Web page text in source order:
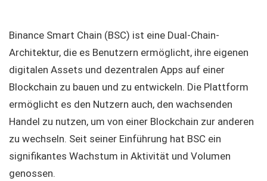
Binance Smart Chain (BSC) ist eine Dual-Chain-
Architektur, die es Benutzern ermöglicht, ihre eigenen
digitalen Assets und dezentralen Apps auf einer
Blockchain zu bauen und zu entwickeln. Die Plattform
ermöglicht es den Nutzern auch, den wachsenden
Handel zu nutzen, um von einer Blockchain zur anderen
zu wechseln. Seit seiner Einführung hat BSC ein
signifikantes Wachstum in Aktivität und Volumen
genossen.